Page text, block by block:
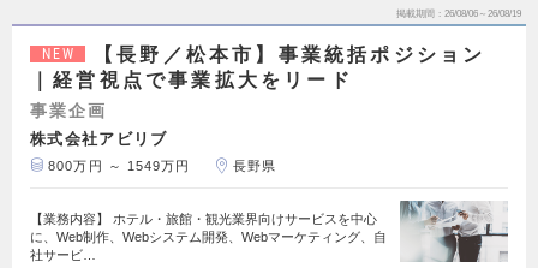
掲載期間 26/08/06～26/08/19
NEW
【長野／松本市】事業統括ポジション
｜経営視点で事業拡大をリード
事業企画
株式会社アビリブ
800万円 ～ 1549万円 長野県
【業務内容】 ホテル・旅館・観光業界向けサービスを中心
に、Web制作、Webシステム開発、Webマーケティング、自
社サービ…